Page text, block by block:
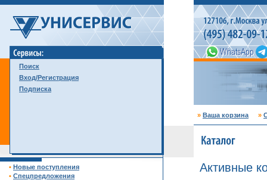
Поиск
Вход/Регистрация
Подписка
» Ваша корзина »
• Новые поступления
• Спецпредложения
Активные